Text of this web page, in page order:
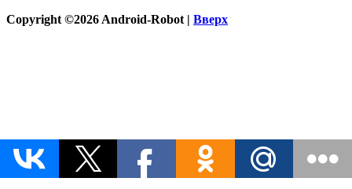
Copyright ©2026 Android-Robot | Вверх